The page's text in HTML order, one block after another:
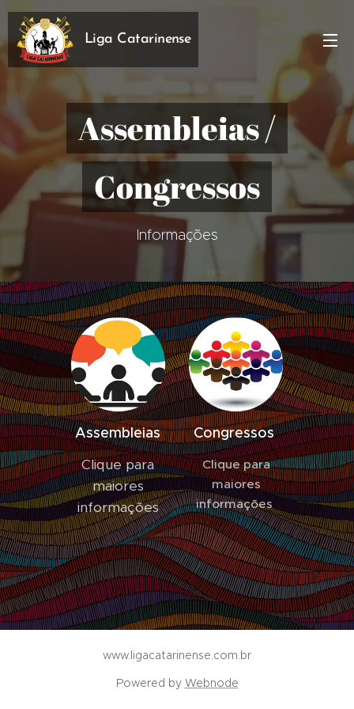
Liga Catarinense
Assembleias /
Congressos
Informações
Assembleias
Clique para
maiores
informações
Congressos
Clique para
maiores
informações
www.ligacatarinense.com.br
Powered by Webnode